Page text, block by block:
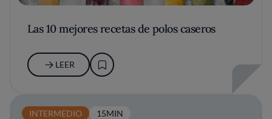
Las 10 mejores recetas de polos caseros
LEER
INTERMEDIO 15MIN